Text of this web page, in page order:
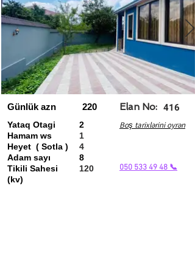
Günlük azn
Yataq Otagi
Hamam ws
Heyet ( Sotla )
Adam sayı
Tikili Sahesi
(kv)
220
2
Elan No: 416
Boş tarixlərini oyrən
1
4
8
120
050 533 49 48 📞